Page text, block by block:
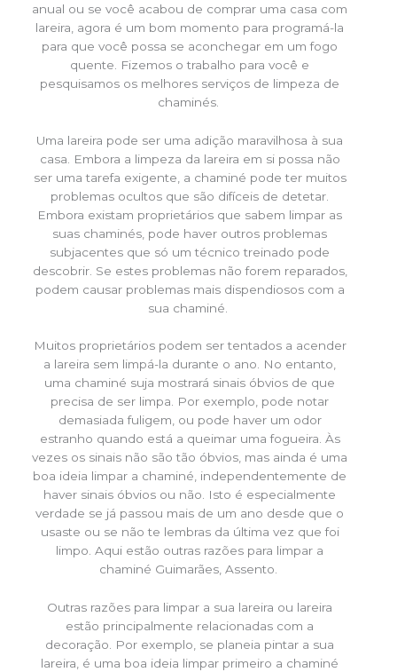
anual ou se você acabou de comprar uma casa com
lareira, agora é um bom momento para programá-la
para que você possa se aconchegar em um fogo
quente. Fizemos o trabalho para você e
pesquisamos os melhores serviços de limpeza de
chaminés.
Uma lareira pode ser uma adição maravilhosa à sua
casa. Embora a limpeza da lareira em si possa não
ser uma tarefa exigente, a chaminé pode ter muitos
problemas ocultos que são difíceis de detetar.
Embora existam proprietários que sabem limpar as
suas chaminés, pode haver outros problemas
subjacentes que só um técnico treinado pode
descobrir. Se estes problemas não forem reparados,
podem causar problemas mais dispendiosos com a
sua chaminé.
Muitos proprietários podem ser tentados a acender
a lareira sem limpá-la durante o ano. No entanto,
uma chaminé suja mostrará sinais óbvios de que
precisa de ser limpa. Por exemplo, pode notar
demasiada fuligem, ou pode haver um odor
estranho quando está a queimar uma fogueira. Às
vezes os sinais não são tão óbvios, mas ainda é uma
boa ideia limpar a chaminé, independentemente de
haver sinais óbvios ou não. Isto é especialmente
verdade se já passou mais de um ano desde que o
usaste ou se não te lembras da última vez que foi
limpo. Aqui estão outras razões para limpar a
chaminé Guimarães, Assento.
Outras razões para limpar a sua lareira ou lareira
estão principalmente relacionadas com a
decoração. Por exemplo, se planeia pintar a sua
lareira, é uma boa ideia limpar primeiro a chaminé